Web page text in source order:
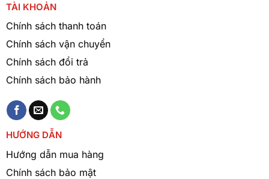
TÀI KHOẢN
Chính sách thanh toán
Chính sách vận chuyển
Chính sách đổi trả
Chính sách bảo hành
HƯỚNG DẪN
Hướng dẫn mua hàng
Chính sách bảo mật